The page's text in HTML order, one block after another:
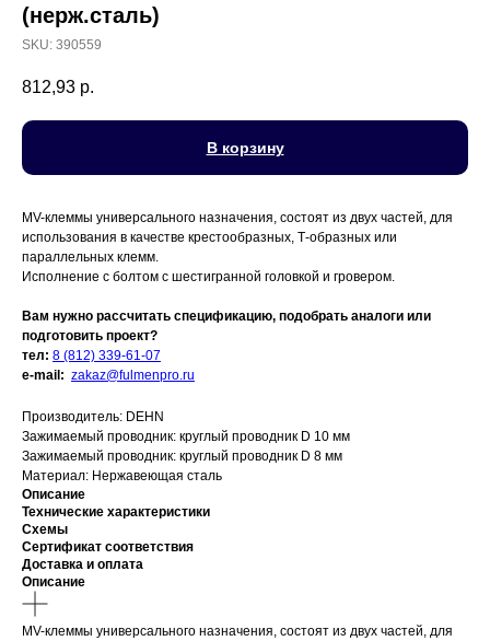
(нерж.сталь)
SKU: 390559
812,93 р.
В корзину
MV-клеммы универсального назначения, состоят из двух частей, для
использования в качестве крестообразных, Т-образных или
параллельных клемм.
Исполнение с болтом с шестигранной головкой и гровером.
Вам нужно рассчитать спецификацию, подобрать аналоги или
подготовить проект?
тел: 8 (812) 339-61-07
e-mail: zakaz@fulmenpro.ru
Производитель: DEHN
Зажимаемый проводник: круглый проводник D 10 мм
Зажимаемый проводник: круглый проводник D 8 мм
Материал: Нержавеющая сталь
Описание
Технические характеристики
Схемы
Сертификат соответствия
Доставка и оплата
Описание
MV-клеммы универсального назначения, состоят из двух частей, для